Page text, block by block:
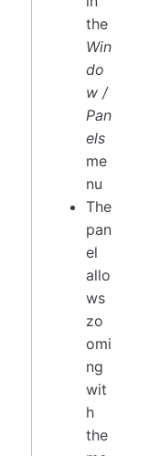
the
Win
do
w /
Pan
els
me
nu
The
pan
el
allo
ws
zo
omi
ng
wit
h
the